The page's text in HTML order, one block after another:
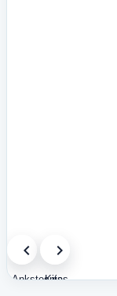
Ankstesnis
Kitas